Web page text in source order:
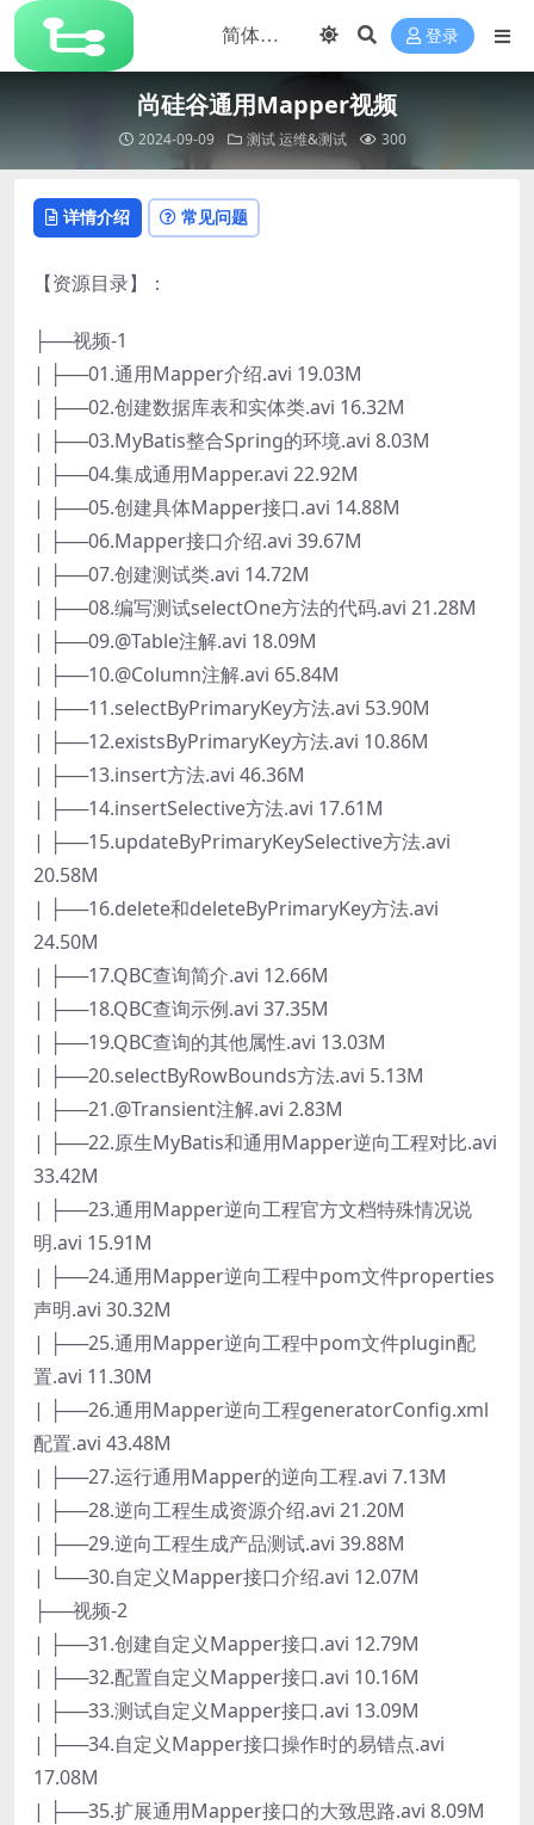
登录
尚硅谷通用Mapper视频
2024-09-09 测试 运维&测试 300
详情介绍 常见问题
【资源目录】：
├──视频-1
| ├──01.通用Mapper介绍.avi 19.03M
| ├──02.创建数据库表和实体类.avi 16.32M
| ├──03.MyBatis整合Spring的环境.avi 8.03M
| ├──04.集成通用Mapper.avi 22.92M
| ├──05.创建具体Mapper接口.avi 14.88M
| ├──06.Mapper接口介绍.avi 39.67M
| ├──07.创建测试类.avi 14.72M
| ├──08.编写测试selectOne方法的代码.avi 21.28M
| ├──09.@Table注解.avi 18.09M
| ├──10.@Column注解.avi 65.84M
| ├──11.selectByPrimaryKey方法.avi 53.90M
| ├──12.existsByPrimaryKey方法.avi 10.86M
| ├──13.insert方法.avi 46.36M
| ├──14.insertSelective方法.avi 17.61M
| ├──15.updateByPrimaryKeySelective方法.avi
20.58M
| ├──16.delete和deleteByPrimaryKey方法.avi
24.50M
| ├──17.QBC查询简介.avi 12.66M
| ├──18.QBC查询示例.avi 37.35M
| ├──19.QBC查询的其他属性.avi 13.03M
| ├──20.selectByRowBounds方法.avi 5.13M
| ├──21.@Transient注解.avi 2.83M
| ├──22.原生MyBatis和通用Mapper逆向工程对比.avi
33.42M
| ├──23.通用Mapper逆向工程官方文档特殊情况说
明.avi 15.91M
| ├──24.通用Mapper逆向工程中pom文件properties
声明.avi 30.32M
| ├──25.通用Mapper逆向工程中pom文件plugin配
置.avi 11.30M
| ├──26.通用Mapper逆向工程generatorConfig.xml
配置.avi 43.48M
| ├──27.运行通用Mapper的逆向工程.avi 7.13M
| ├──28.逆向工程生成资源介绍.avi 21.20M
| ├──29.逆向工程生成产品测试.avi 39.88M
| └──30.自定义Mapper接口介绍.avi 12.07M
├──视频-2
| ├──31.创建自定义Mapper接口.avi 12.79M
| ├──32.配置自定义Mapper接口.avi 10.16M
| ├──33.测试自定义Mapper接口.avi 13.09M
| ├──34.自定义Mapper接口操作时的易错点.avi
17.08M
| ├──35.扩展通用Mapper接口的大致思路.avi 8.09M